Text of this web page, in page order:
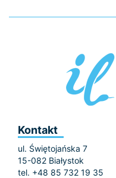
Kontakt
ul. Świętojańska 7
15-082 Białystok
tel. +48 85 732 19 35